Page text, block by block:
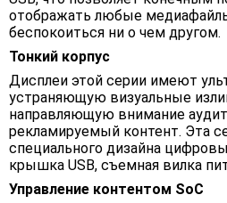
отображать любые
беспокоиться ни о чем другом.
Тонкий корпус
Дисплеи этой серии имеют
устраняющую визуальные
направляющую внимание
рекламируемый контент. Эта
специального дизайна
крышка USB, съемная вилка
Управление контентом SoC